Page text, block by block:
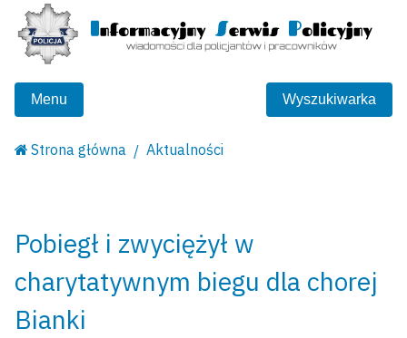
Menu Wyszukiwarka
Strona główna Aktualności
Pobiegł i zwyciężył w
charytatywnym biegu dla chorej
Bianki